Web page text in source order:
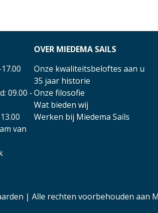
09.00 -
van
OVER MIEDEMA SAILS
Onze kwaliteitsbeloftes aan u
35 jaar historie
Onze filosofie
Wat bieden wij
Werken bij Miedema Sails
| Alle rechten voorbehouden aan